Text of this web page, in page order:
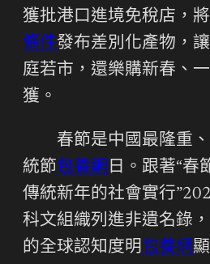
獲批港口進境免稅店，
條件發布差別化產物，
庭若市，還樂購新春、
獲。
春節是中國最隆重
統節包養網 日。跟著“春
傳統新年的社會實行
科文組織列進非遺名錄
的全球認知度明包養網